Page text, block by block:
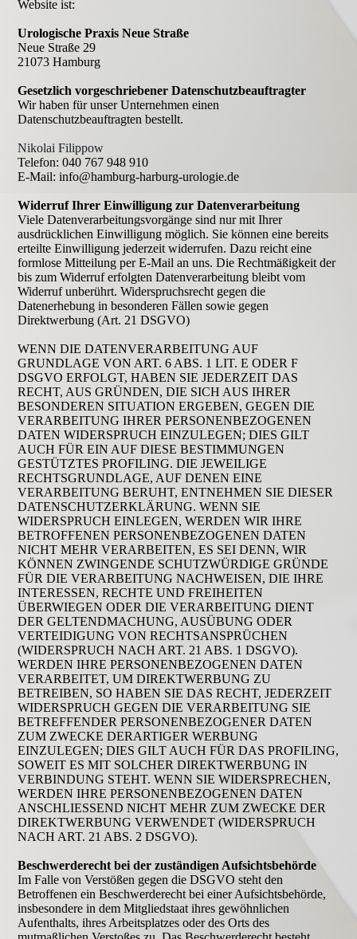
Website ist:
Urologische Praxis Neue Straße
Neue Straße 29
21073 Hamburg
Gesetzlich vorgeschriebener Datenschutzbeauftragter
Wir haben für unser Unternehmen einen
Datenschutzbeauftragten bestellt.
Nikolai Filippow
Telefon: 040 767 948 910
E-Mail: info@hamburg-harburg-urologie.de
Widerruf Ihrer Einwilligung zur Datenverarbeitung
Viele Datenverarbeitungsvorgänge sind nur mit Ihrer
ausdrücklichen Einwilligung möglich. Sie können eine bereits
erteilte Einwilligung jederzeit widerrufen. Dazu reicht eine
formlose Mitteilung per E-Mail an uns. Die Rechtmäßigkeit der
bis zum Widerruf erfolgten Datenverarbeitung bleibt vom
Widerruf unberührt. Widerspruchsrecht gegen die
Datenerhebung in besonderen Fällen sowie gegen
Direktwerbung (Art. 21 DSGVO)
WENN DIE DATENVERARBEITUNG AUF
GRUNDLAGE VON ART. 6 ABS. 1 LIT. E ODER F
DSGVO ERFOLGT, HABEN SIE JEDERZEIT DAS
RECHT, AUS GRÜNDEN, DIE SICH AUS IHRER
BESONDEREN SITUATION ERGEBEN, GEGEN DIE
VERARBEITUNG IHRER PERSONENBEZOGENEN
DATEN WIDERSPRUCH EINZULEGEN; DIES GILT
AUCH FÜR EIN AUF DIESE BESTIMMUNGEN
GESTÜTZTES PROFILING. DIE JEWEILIGE
RECHTSGRUNDLAGE, AUF DENEN EINE
VERARBEITUNG BERUHT, ENTNEHMEN SIE DIESER
DATENSCHUTZERKLÄRUNG. WENN SIE
WIDERSPRUCH EINLEGEN, WERDEN WIR IHRE
BETROFFENEN PERSONENBEZOGENEN DATEN
NICHT MEHR VERARBEITEN, ES SEI DENN, WIR
KÖNNEN ZWINGENDE SCHUTZWÜRDIGE GRÜNDE
FÜR DIE VERARBEITUNG NACHWEISEN, DIE IHRE
INTERESSEN, RECHTE UND FREIHEITEN
ÜBERWIEGEN ODER DIE VERARBEITUNG DIENT
DER GELTENDMACHUNG, AUSÜBUNG ODER
VERTEIDIGUNG VON RECHTSANSPRÜCHEN
(WIDERSPRUCH NACH ART. 21 ABS. 1 DSGVO).
WERDEN IHRE PERSONENBEZOGENEN DATEN
VERARBEITET, UM DIREKTWERBUNG ZU
BETREIBEN, SO HABEN SIE DAS RECHT, JEDERZEIT
WIDERSPRUCH GEGEN DIE VERARBEITUNG SIE
BETREFFENDER PERSONENBEZOGENER DATEN
ZUM ZWECKE DERARTIGER WERBUNG
EINZULEGEN; DIES GILT AUCH FÜR DAS PROFILING,
SOWEIT ES MIT SOLCHER DIREKTWERBUNG IN
VERBINDUNG STEHT. WENN SIE WIDERSPRECHEN,
WERDEN IHRE PERSONENBEZOGENEN DATEN
ANSCHLIESSEND NICHT MEHR ZUM ZWECKE DER
DIREKTWERBUNG VERWENDET (WIDERSPRUCH
NACH ART. 21 ABS. 2 DSGVO).
Beschwerderecht bei der zuständigen Aufsichtsbehörde
Im Falle von Verstößen gegen die DSGVO steht den
Betroffenen ein Beschwerderecht bei einer Aufsichtsbehörde,
insbesondere in dem Mitgliedstaat ihres gewöhnlichen
Aufenthalts, ihres Arbeitsplatzes oder des Orts des